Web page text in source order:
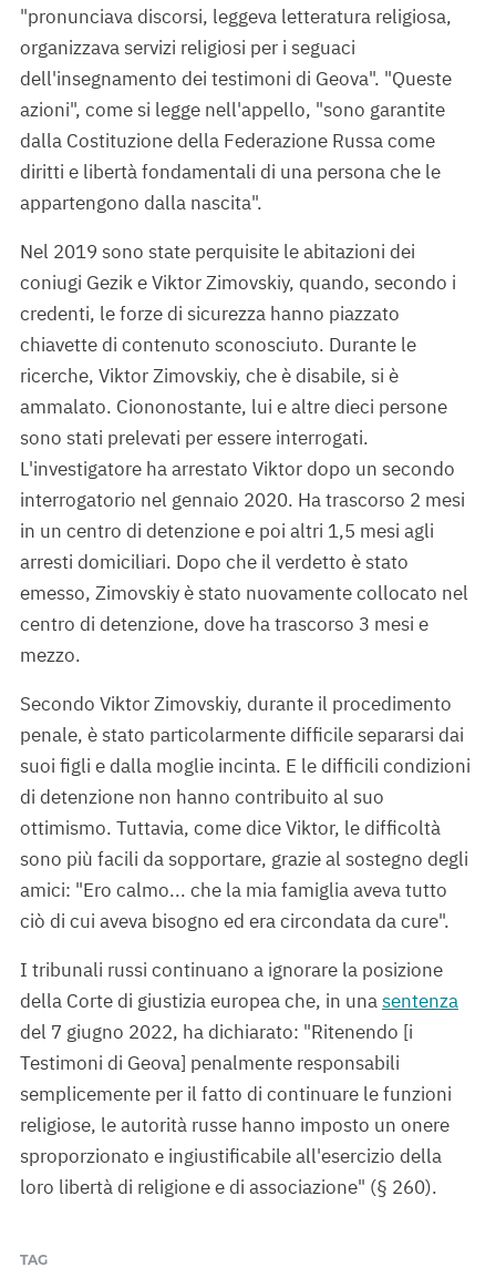
"pronunciava discorsi, leggeva letteratura religiosa,
organizzava servizi religiosi per i seguaci
dell'insegnamento dei testimoni di Geova". "Queste
azioni", come si legge nell'appello, "sono garantite
dalla Costituzione della Federazione Russa come
diritti e libertà fondamentali di una persona che le
appartengono dalla nascita".
Nel 2019 sono state perquisite le abitazioni dei
coniugi Gezik e Viktor Zimovskiy, quando, secondo i
credenti, le forze di sicurezza hanno piazzato
chiavette di contenuto sconosciuto. Durante le
ricerche, Viktor Zimovskiy, che è disabile, si è
ammalato. Ciononostante, lui e altre dieci persone
sono stati prelevati per essere interrogati.
L'investigatore ha arrestato Viktor dopo un secondo
interrogatorio nel gennaio 2020. Ha trascorso 2 mesi
in un centro di detenzione e poi altri 1,5 mesi agli
arresti domiciliari. Dopo che il verdetto è stato
emesso, Zimovskiy è stato nuovamente collocato nel
centro di detenzione, dove ha trascorso 3 mesi e
mezzo.
Secondo Viktor Zimovskiy, durante il procedimento
penale, è stato particolarmente difficile separarsi dai
suoi figli e dalla moglie incinta. E le difficili condizioni
di detenzione non hanno contribuito al suo
ottimismo. Tuttavia, come dice Viktor, le difficoltà
sono più facili da sopportare, grazie al sostegno degli
amici: "Ero calmo... che la mia famiglia aveva tutto
ciò di cui aveva bisogno ed era circondata da cure".
I tribunali russi continuano a ignorare la posizione
della Corte di giustizia europea che, in unasentenza
del 7 giugno 2022, ha dichiarato: "Ritenendo [i
Testimoni di Geova] penalmente responsabili
semplicemente per il fatto di continuare le funzioni
religiose, le autorità russe hanno imposto un onere
sproporzionato e ingiustificabile all'esercizio della
loro libertà di religione e di associazione" (§ 260).
TAG